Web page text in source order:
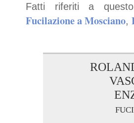
Fatti riferiti a
Fucilazione a Mosciano,